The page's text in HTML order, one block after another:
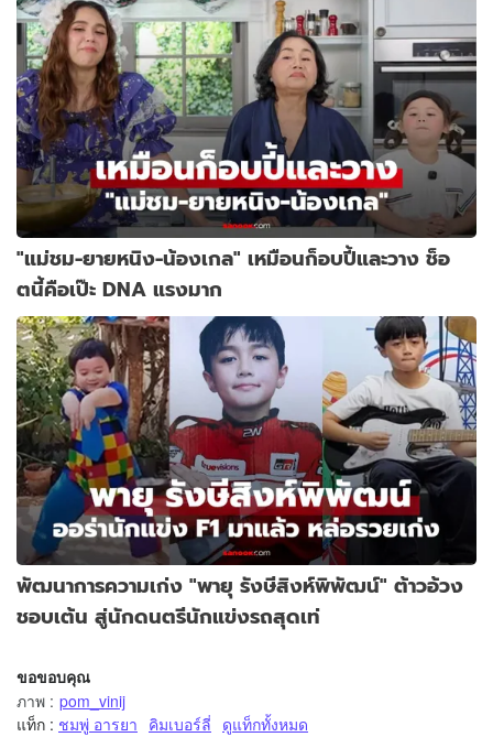
"แม่ชม-ยายหนิง-น้องเกล" เหมือนก็อบปี้และวาง ช็อ
ตนี้คือเป๊ะ DNA แรงมาก
พัฒนาการความเก่ง "พายุ รังษีสิงห์พิพัฒน์" ต้าวอ้วง
ชอบเต้น สู่นักดนตรีนักแข่งรถสุดเท่
ขอขอบคุณ
ภาพ : pom_vinij
แท็ก : ชมพู่ อารยา คิมเบอร์ลี่ ดูแท็กทั้งหมด